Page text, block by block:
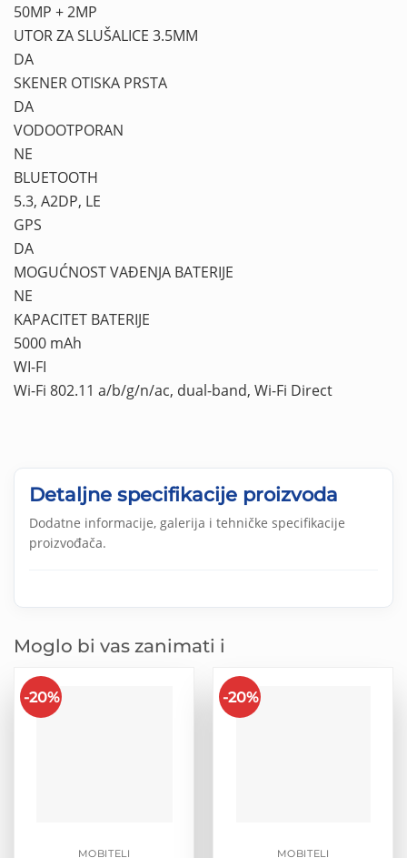
50MP + 2MP
UTOR ZA SLUŠALICE 3.5MM
DA
SKENER OTISKA PRSTA
DA
VODOOTPORAN
NE
BLUETOOTH
5.3, A2DP, LE
GPS
DA
MOGUĆNOST VAĐENJA BATERIJE
NE
KAPACITET BATERIJE
5000 mAh
WI-FI
Wi-Fi 802.11 a/b/g/n/ac, dual-band, Wi-Fi Direct
Detaljne specifikacije proizvoda
Dodatne informacije, galerija i tehničke specifikacije
proizvođača.
Moglo bi vas zanimati i
-20%
MOBITELI
-20%
MOBITELI